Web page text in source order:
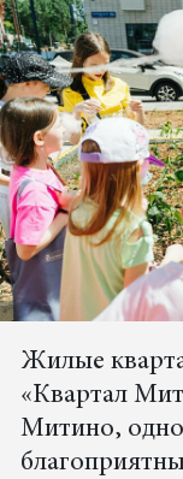
Жилые
«Квартал
Митино,